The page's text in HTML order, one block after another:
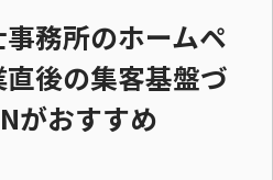
務所のホームペ
後の集客基盤づ
がおすすめ